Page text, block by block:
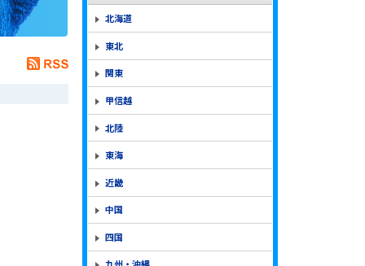
北海道
東北
関東
甲信越
北陸
東海
近畿
中国
四国